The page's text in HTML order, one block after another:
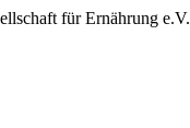
für Ernährung e.V.